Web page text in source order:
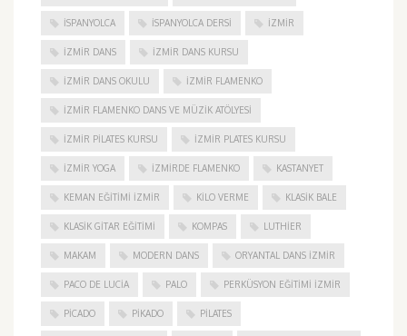
İSPANYOLCA İSPANYOLCA DERSI IZMIR
IZMIR DANS IZMIR DANS KURSU
IZMIR DANS OKULU IZMIR FLAMENKO
İZMIR FLAMENKO DANS VE MÜZIK ATÖLYESI
İZMIR PILATES KURSU İZMIR PLATES KURSU
İZMIR YOGA IZMIRDE FLAMENKO KASTANYET
KEMAN EĞITIMI İZMIR KILO VERME KLASIK BALE
KLASIK GITAR EĞITIMI KOMPAS LUTHIER
MAKAM MODERN DANS ORYANTAL DANS İZMIR
PACO DE LUCIA PALO PERKÜSYON EĞITIMI İZMIR
PICADO PIKADO PILATES